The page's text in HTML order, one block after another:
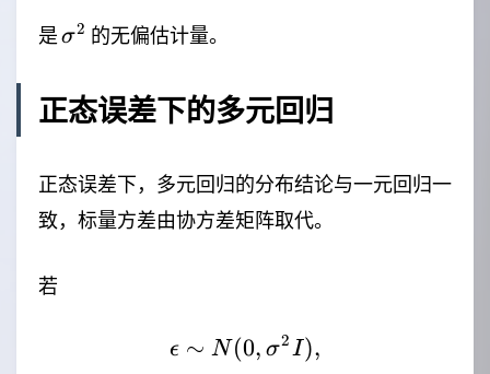
是\sigma^2
σ2 的无偏估计量。
正态误差下的多元回归
正态误差下，多元回归的分布结论与一元回归一
致，标量方差由协方差矩阵取代。
若
\epsilon\sim
ϵ ∼ N (0, σ2I),